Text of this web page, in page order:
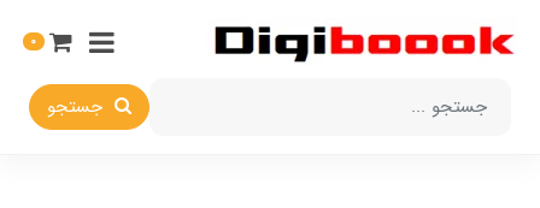
جستجو
0